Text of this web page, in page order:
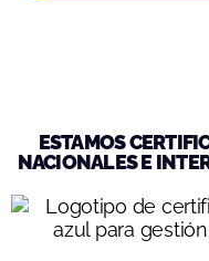
ESTAMOS
NACIONALES E